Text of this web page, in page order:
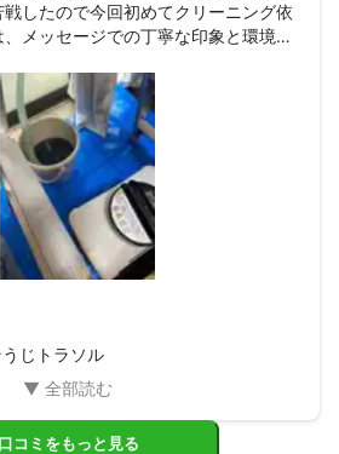
したので今回初めてクリーニング依
メッセージでの丁寧な印象と環境や
が標準で)、汚水はお持ち帰りいただけ
ションについてもしっかり分解して
認できた事(調べたら外側だけざっと
わされる業者もあるとの事で)そのあ
かなと思いました。
らい汚れてましたとパーツ毎に確認
綺麗な方です、と言われて頼むほどで
ましたがファンの奥の方を高圧洗浄し
ゃ真っ黒の水でかなり汚れていたみ
綺麗になり嬉しいです！
濡れてましたので星4つにさせていた
じトラソル
口コミをもっと見る